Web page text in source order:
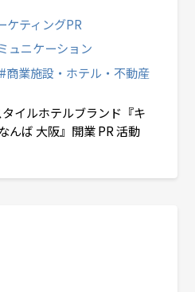
イルホテルブランド『キ
んば 大阪』開業 PR 活動
ケティングPR
ュニケーション
#商業施設・ホテル・不動産